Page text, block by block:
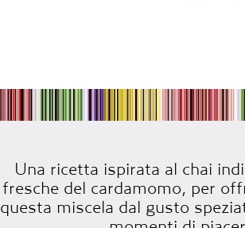
Una ricetta ispirata al chai
fresche del cardamomo, per
questa miscela dal gusto